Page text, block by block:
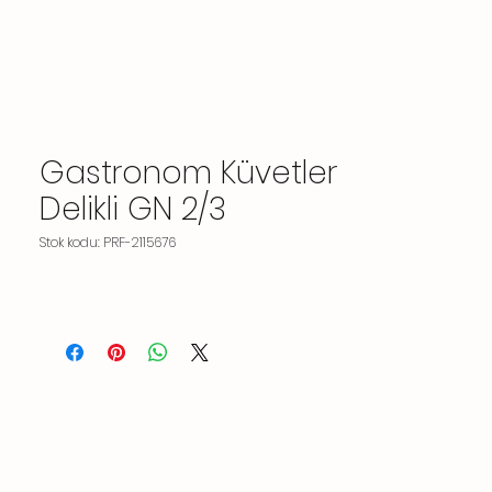
Gastronom Küvetler
Delikli GN 2/3
Stok kodu: PRF-2115676